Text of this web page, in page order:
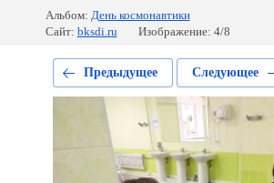
Альбом: День космонавтики
Сайт: bksdi.ru Изображение: 4/8
Предыдущее Следующее